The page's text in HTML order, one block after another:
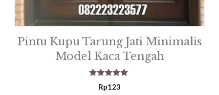
Pintu Kupu Tarung Jati Minimalis
Model Kaca Tengah
5.00
out of 5
Rp123